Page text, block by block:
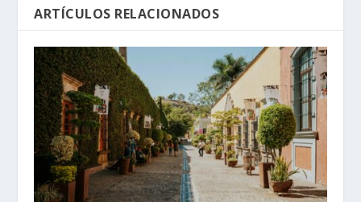
ARTÍCULOS RELACIONADOS